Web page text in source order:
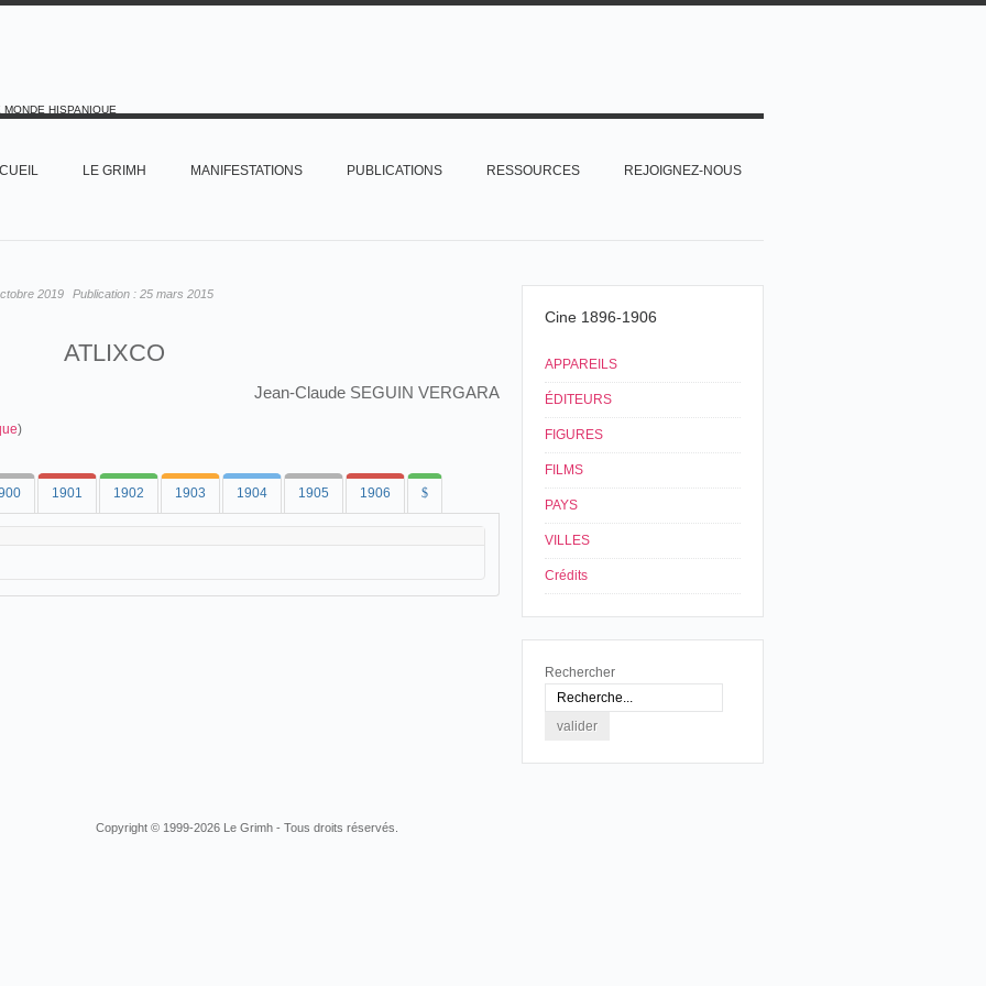
HISPANIQUE
LE GRIMH MANIFESTATIONS PUBLICATIONS RESSOURCES REJOIGNEZ-NOUS
2019 Publication : 25 mars 2015
ATLIXCO
Jean-Claude SEGUIN VERGARA
)
1901 1902 1903 1904 1905 1906 $
Cine 1896-1906
APPAREILS
ÉDITEURS
FIGURES
FILMS
PAYS
VILLES
Crédits
Rechercher
Copyright © 1999-2026 Le Grimh - Tous droits réservés.